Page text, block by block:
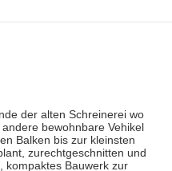
der alten Schreinerei wo
bewohnbare Vehikel
Balken bis zur kleinsten
zurechtgeschnitten und
kompaktes Bauwerk zur